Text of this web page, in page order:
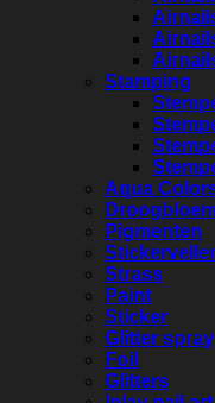
Stamping
Aqua
Pigmenten
Strass
Paint
Sticker
Glitter spray
Foil
Glitters